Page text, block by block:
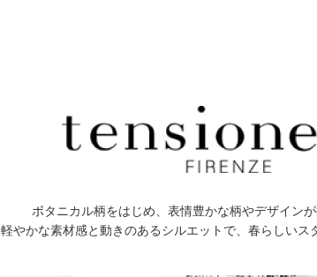
ボタニカル柄をはじめ、表情豊かな柄やデザイン
軽やかな素材感と動きのあるシルエットで、春らしいス